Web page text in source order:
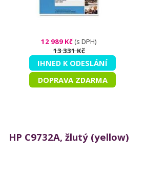
12 989 Kč(s DPH)
13 331 Kč
IHNED K ODESLÁNÍ
DOPRAVA ZDARMA
HP C9732A, žlutý (yellow)